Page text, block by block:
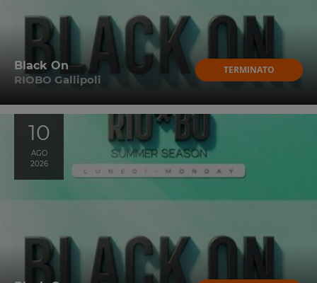
Black On
RIOBO Gallipoli
TERMINATO
10
AGO
2026